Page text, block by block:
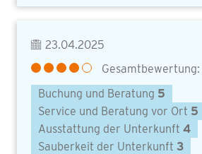
23.04.2025
Gesamtbewertung:
Buchung und Beratung 5
Service und Beratung vor Ort 5
Ausstattung der Unterkunft 4
Sauberkeit der Unterkunft 3